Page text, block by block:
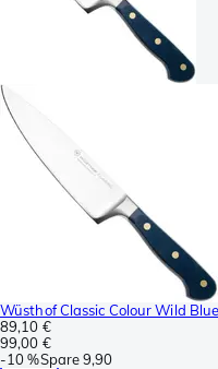
Wüsthof Classic Colour Wild
89,10 €
99,00 €
-10 %Spare9,90